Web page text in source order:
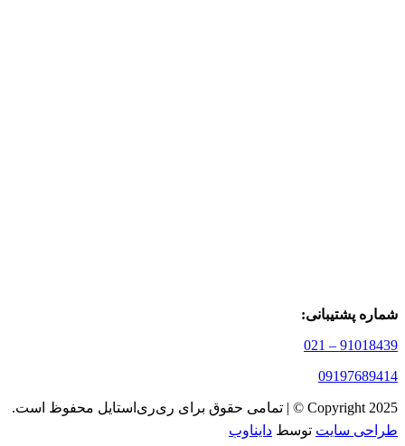
شماره پشتیبانی:
91018439 – 021
09197689414
Copyright 2025 © | تمامی حقوق برای ری‌ری‌استایل محفوظ است.
طراحی سایت توسط دایناوب